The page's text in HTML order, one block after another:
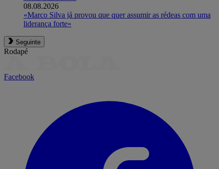
08.08.2026
«Marco Silva já provou que quer assumir as rédeas com uma
liderança forte»
Seguinte
Rodapé
Facebook